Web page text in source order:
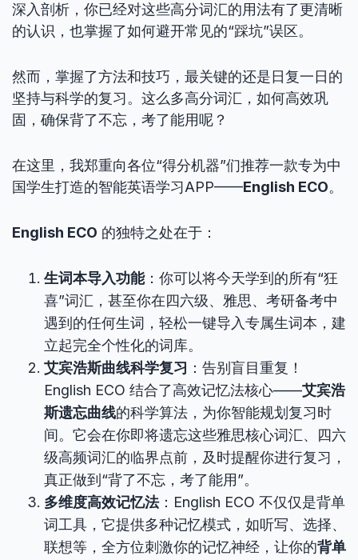
深入剖析，你已经对这些高分词汇的用法有了更清晰
的认识，也掌握了如何避开常见的“踩坑”误区。
然而，掌握了方法和技巧，最关键的还是日复一日的
坚持与科学的复习。这么多高分词汇，如何高效巩
固，确保背了不忘，考了能用呢？
在这里，我郑重向各位“得分机器”们推荐一款专为中
国学生打造的智能英语学习APP——English ECO。
English ECO 的独特之处在于：
生词本导入功能：你可以将今天学到的所有“狂
喜”词汇，甚至你在四六级、雅思、考研备考中
遇到的任何生词，轻松一键导入专属生词本，建
立起完全个性化的词库。
艾宾浩斯曲线科学复习 ：告别盲目重复！
English ECO 结合了高效记忆法核心——艾宾浩
斯遗忘曲线的科学算法，为你智能规划复习时
间。它会在你即将遗忘这些雅思核心词汇、四六
级高频词汇的临界点前，及时提醒你进行复习，
真正做到“背了不忘，考了能用”。
多维度高效记忆法：English ECO 不仅仅是背单
词工具，它提供多种记忆模式，如听写、选择、
联想等，全方位刺激你的记忆神经，让你的背单